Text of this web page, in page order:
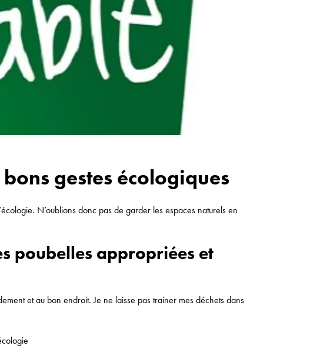
gestes écologiques
N’oublions donc pas de garder les espaces naturels en
poubelles appropriées et
et au bon endroit. Je ne laisse pas trainer mes déchets dans